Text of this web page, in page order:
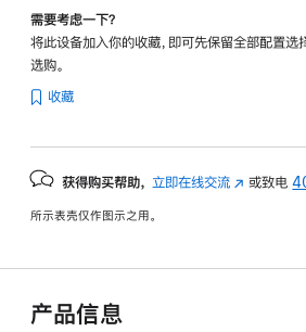
需要考虑一下？
将此设备加入你的收藏，即可先保留全部配置选
选购。
收藏
获得购买帮助， 立即在线交流 (在
中
或致电
所示表壳仅作图示之用。
产品信息